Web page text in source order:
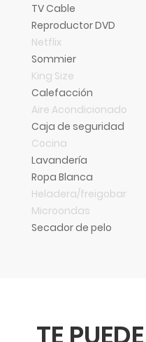
TV Cable
Reproductor DVD
Netflix
Sommier
King Size
Calefacción
Aire Acondicionado
Caja de seguridad
Cocina
Lavandería
Ropa Blanca
Heladera/freigobar
Microondas
Secador de pelo